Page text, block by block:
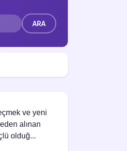
ve yeni
alınan
olduğ...